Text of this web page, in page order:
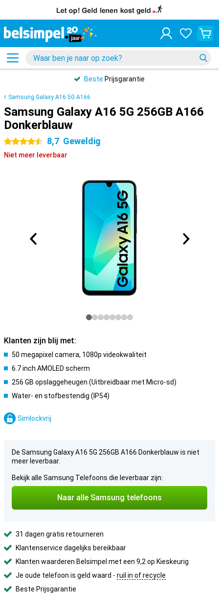
Beste Prijsgarantie
Samsung Galaxy A16 5G A166
Samsung Galaxy A16 5G 256GB A166
Donkerblauw
4.5 sterren 8,7 Geweldig
Niet meer leverbaar
Klanten zijn blij met:
50 megapixel camera, 1080p videokwaliteit
6.7 inch AMOLED scherm
256 GB opslaggeheugen (Uitbreidbaar met Micro-sd)
Water- en stofbestendig (IP54)
Simlockvrij
De Samsung Galaxy A16 5G 256GB A166 Donkerblauw is niet
meer leverbaar.
Bekijk alle Samsung Telefoons die leverbaar zijn:
Naar alle Samsung telefoons
31 dagen gratis retourneren
Klantenservice dagelijks bereikbaar
Klanten waarderen Belsimpel met een 9,2 op Kieskeurig
Je oude telefoon is geld waard - ruil in of recycle
Beste Prijsgarantie